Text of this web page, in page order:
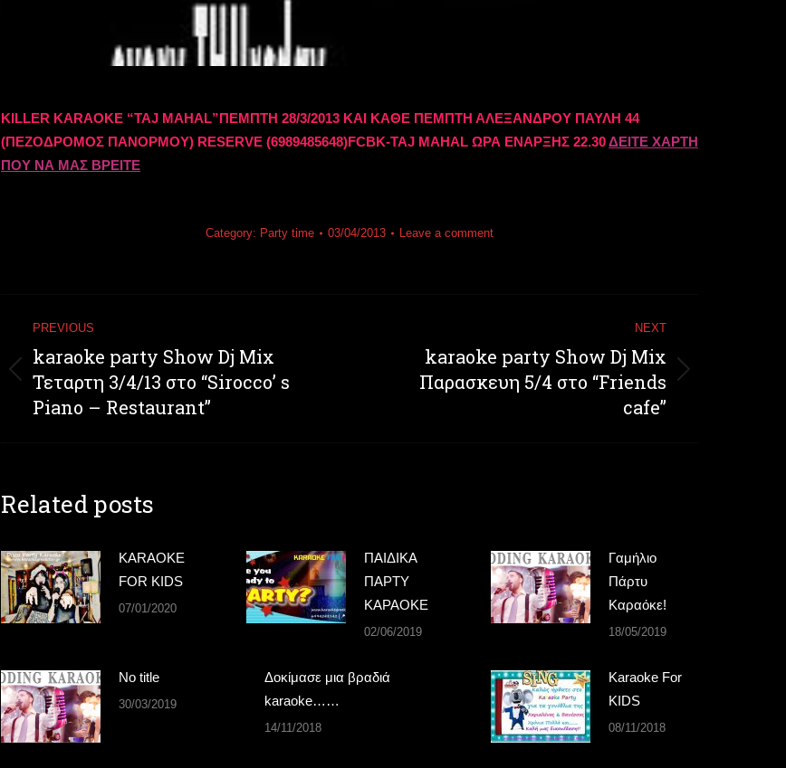
KILLER KARAOKE “TAJ MAHAL”ΠΕΜΠΤΗ 28/3/2013 ΚΑΙ ΚΑΘΕ ΠΕΜΠΤΗ ΑΛΕΞΑΝΔΡΟΥ ΠΑΥΛΗ 44
(ΠΕΖΟΔΡΟΜΟΣ ΠΑΝΟΡΜΟΥ) RESERVE (6989485648)FCBK-TAJ MAHAL ΩΡΑ ΕΝΑΡΞΗΣ 22.30ΔΕΙΤΕ ΧΑΡΤΗ
ΠΟΥ ΝΑ ΜΑΣ ΒΡΕΙΤΕ
Category: Party time 03/04/2013 Leave a comment
PREVIOUS
Previous
post:
karaoke party Show Dj Mix
Τεταρτη 3/4/13 στο “Sirocco’ s
Piano – Restaurant”
NEXT
karaoke party Show Dj Mix
Παρασκευη 5/4 στο “Friends
cafe”
Related posts
KARAOKE
FOR KIDS
07/01/2020
ΠΑΙΔΙΚΑ
ΠΑΡΤΥ
ΚΑΡΑΟΚΕ
02/06/2019
Γαμήλιο
Πάρτυ
Καραόκε!
18/05/2019
No title
30/03/2019
Δοκίμασε μια βραδιά
karaoke……
14/11/2018
Karaoke For
KIDS
08/11/2018